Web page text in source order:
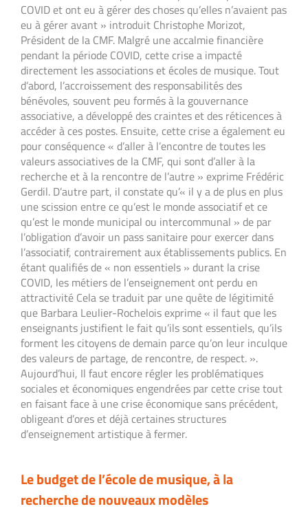
COVID et ont eu à gérer des choses qu’elles n’avaient pas
eu à gérer avant » introduit Christophe Morizot,
Président de la CMF. Malgré une accalmie financière
pendant la période COVID, cette crise a impacté
directement les associations et écoles de musique. Tout
d’abord, l’accroissement des responsabilités des
bénévoles, souvent peu formés à la gouvernance
associative, a développé des craintes et des réticences à
accéder à ces postes. Ensuite, cette crise a également eu
pour conséquence « d’aller à l’encontre de toutes les
valeurs associatives de la CMF, qui sont d’aller à la
recherche et à la rencontre de l’autre » exprime Frédéric
Gerdil. D’autre part, il constate qu’« il y a de plus en plus
une scission entre ce qu’est le monde associatif et ce
qu’est le monde municipal ou intercommunal » de par
l’obligation d’avoir un pass sanitaire pour exercer dans
l’associatif, contrairement aux établissements publics. En
étant qualifiés de « non essentiels » durant la crise
COVID, les métiers de l’enseignement ont perdu en
attractivité Cela se traduit par une quête de légitimité
que Barbara Leulier-Rochelois exprime « il faut que les
enseignants justifient le fait qu’ils sont essentiels, qu’ils
forment les citoyens de demain parce qu’on leur inculque
des valeurs de partage, de rencontre, de respect. ».
Aujourd’hui, Il faut encore régler les problématiques
sociales et économiques engendrées par cette crise tout
en faisant face à une crise économique sans précédent,
obligeant d’ores et déjà certaines structures
d’enseignement artistique à fermer.
Le budget de l’école de musique, à la
recherche de nouveaux modèles